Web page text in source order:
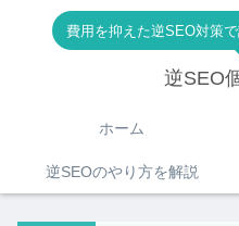
費用を抑えた逆SEO対策
逆SEO
ホーム
逆SEOのやり方を解説